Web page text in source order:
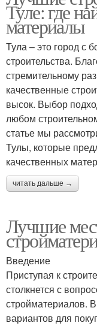
Туле: где
материалы
Тула – это город с
строительства.
стремительному
качественные
высок. Выбор
любом
статье мы
Тулы, которые
качественных
читать дальше →
Лучшие
Введение
Приступая к
столкнется с
стройматериалов.
вариантов для